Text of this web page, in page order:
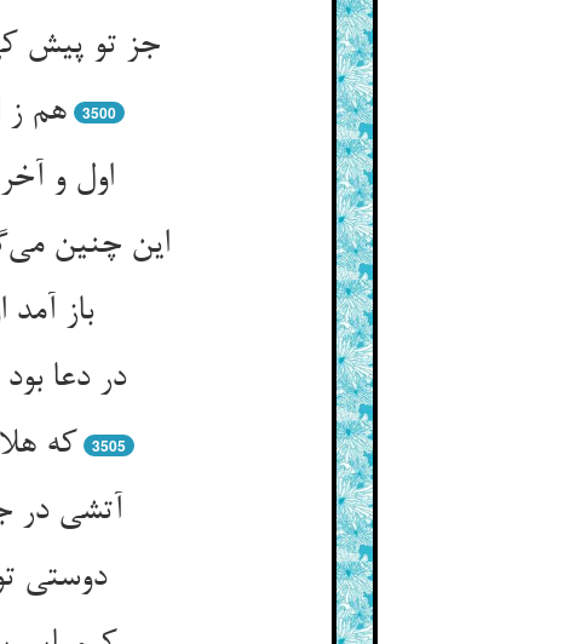
جز تو پیش
هم ز
3500
اول و
این چنین
باز
در دعا
که
3505
آتشی در
دوستی